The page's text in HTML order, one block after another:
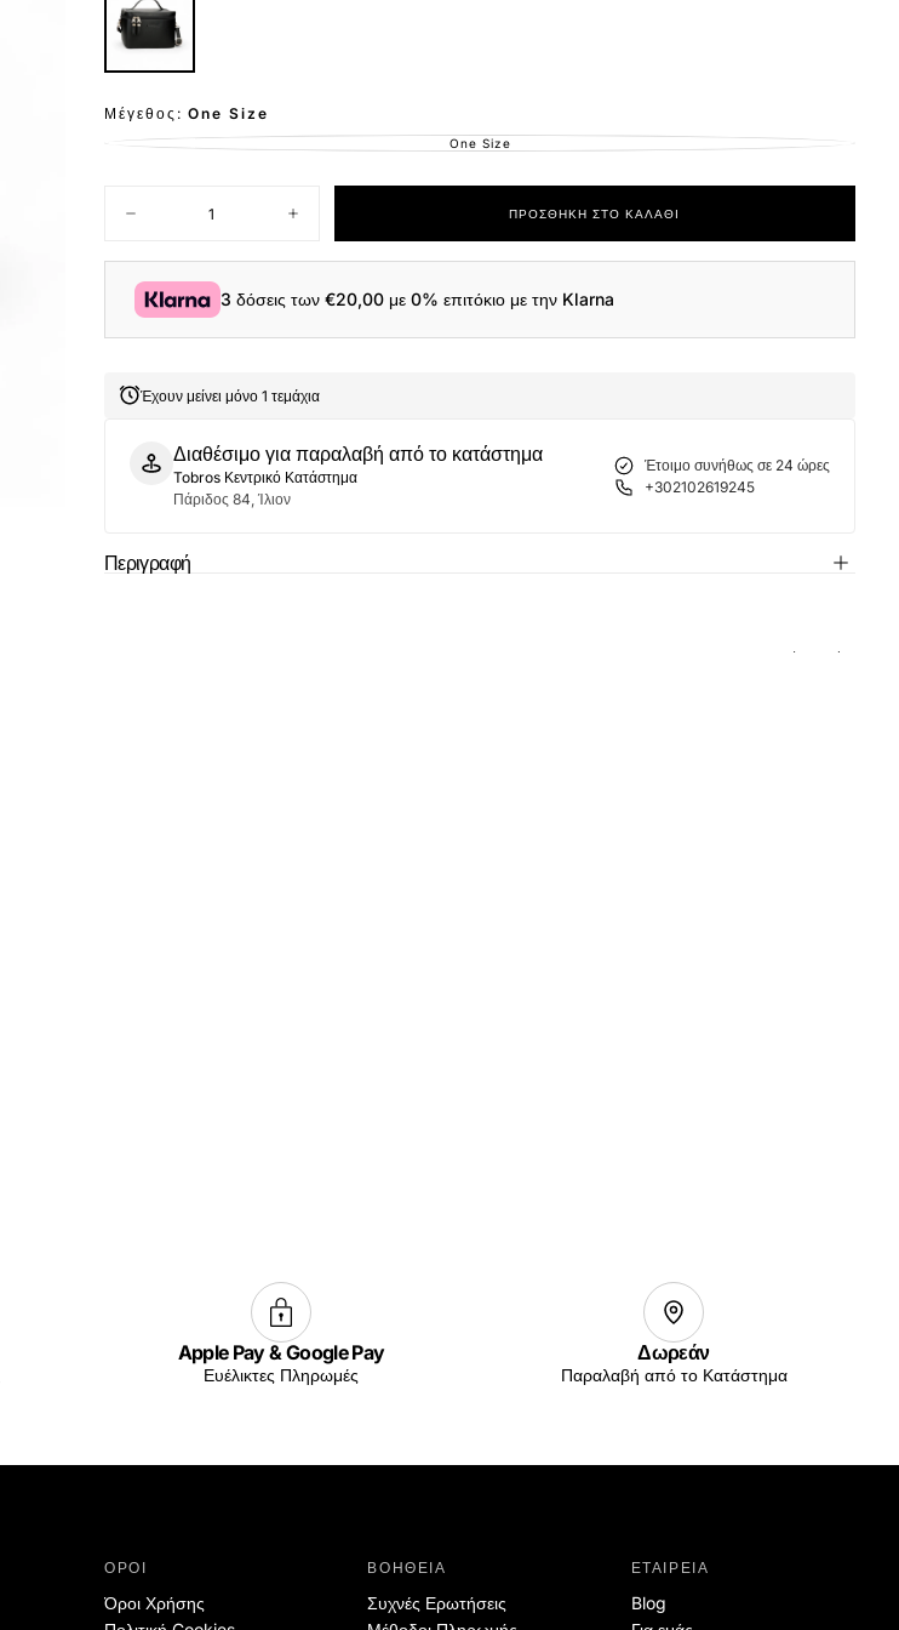
Μέγεθος: One Size
One Size
ΕΚΤΌΣ
Μείωση
για
Jeans
Βαλιτσάκι
Elia
7944731-
Αύξηση
ποσότητας
για
Jeans
Βαλιτσάκι
7944731-
ΠΡΟΣΘΉΚΗ ΣΤΟ ΚΑΛΆΘΙ
3 δόσεις των€20,00 με 0% επιτόκιο με την Klarna
Έχουν μείνει μόνο 1 τεμάχια
Διαθέσιμο για παραλαβή από το κατάστημα
Tobros Κεντρικό Κατάστημα
Πάριδος 84, Ίλιον
Έτοιμο συνήθως σε 24 ώρες
+302102619245
Περιγραφή
Apple Pay & Google Pay
Ευέλικτες Πληρωμές
Δωρεάν
Παραλαβή από το Κατάστημα
ΟΡΟΙ
Όροι Χρήσης
ΒΟΗΘΕΙΑ
Συχνές Ερωτήσεις
ΕΤΑΙΡΕΙΑ
Blog
Το καλάθι σας είναι